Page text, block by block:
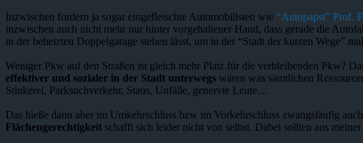
Inzwischen fordern ja sogar eingefleischte Automobilisten wie “Autopapst” Prof.
inzwischen auch nicht mehr nur hinter vorgehaltener Hand, dass gerade die
in der beheizten Doppelgarage stehen lässt, um in der “Stadt der kurzen Wege”
Weniger Pkw auf den Straßen ist gleich mehr Platz für die verbleibenden Pkw?
effektiver und sozialer in der Stadt unterwegs wären was sämtlichen
Stinkerei, Parksuchverkehr, Staus, Unfälle, genervte Leute…
Das hieße dann aber im Umkehrschluss bzw im Vorkehrschluss zwangsläufig
Flächengerechtigkeit schafft sich leider nicht von selbst. Dabei sollten aus